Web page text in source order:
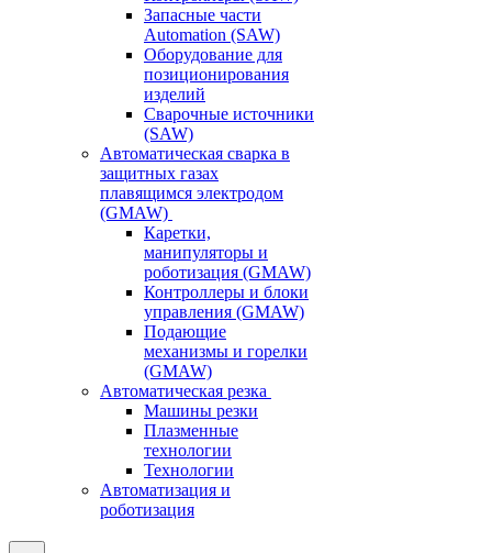
Запасные части
Automation (SAW)
Оборудование для
позиционирования
изделий
Сварочные источники
(SAW)
Автоматическая сварка в
защитных газах
плавящимся электродом
(GMAW)
Каретки,
манипуляторы и
роботизация (GMAW)
Контроллеры и блоки
управления (GMAW)
Подающие
механизмы и горелки
(GMAW)
Автоматическая резка
Машины резки
Плазменные
технологии
Технологии
Автоматизация и
роботизация